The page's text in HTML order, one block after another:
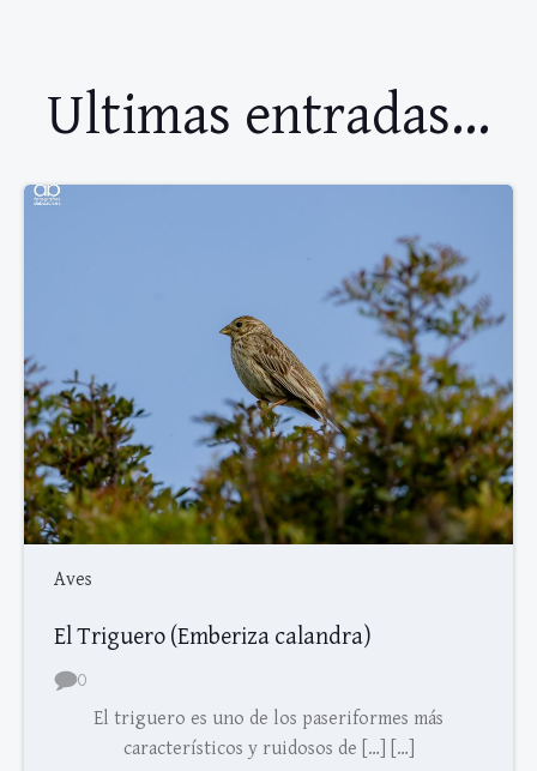
Ultimas entradas...
Aves
El Triguero (Emberiza calandra)
0
El triguero es uno de los paseriformes más
característicos y ruidosos de […] […]